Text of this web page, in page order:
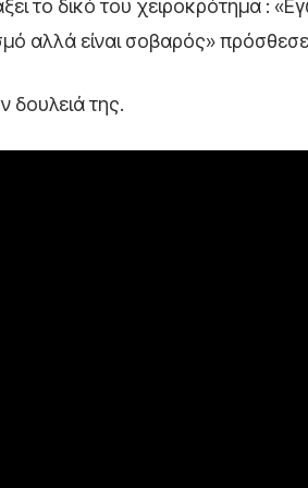
το δικό του χειροκρότημα :
αλλά είναι σοβαρός»
δουλειά της.